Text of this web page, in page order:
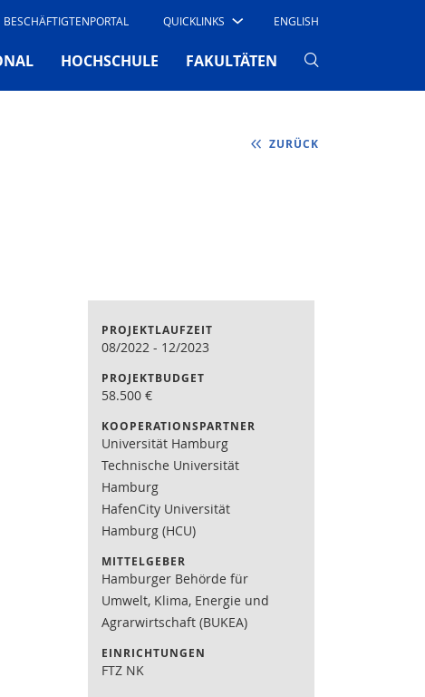
BESCHÄFTIGTENPORTAL QUICKLINKS ENGLISH
HOCHSCHULE FAKULTÄTEN
ZURÜCK
PROJEKTLAUFZEIT
08/2022 - 12/2023
PROJEKTBUDGET
58.500 €
KOOPERATIONSPARTNER
Universität Hamburg
Technische Universität
Hamburg
HafenCity Universität
Hamburg (HCU)
MITTELGEBER
Hamburger Behörde für
Umwelt, Klima, Energie und
Agrarwirtschaft (BUKEA)
EINRICHTUNGEN
FTZ NK